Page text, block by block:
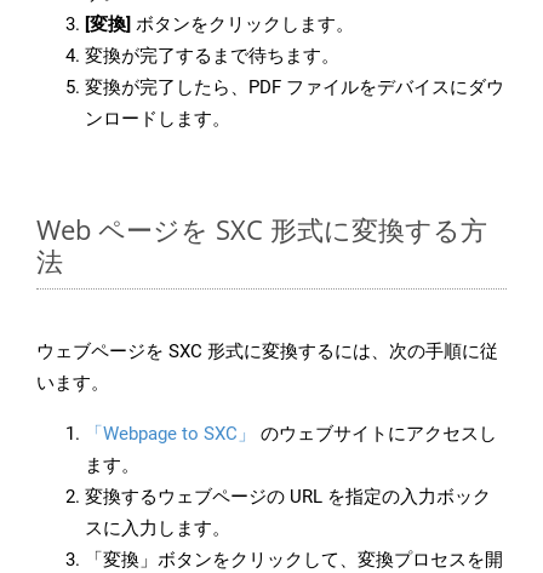
[変換] ボタンをクリックします。
変換が完了するまで待ちます。
変換が完了したら、PDF ファイルをデバイスにダウ
ンロードします。
Web ページを SXC 形式に変換する方
法
ウェブページを SXC 形式に変換するには、次の手順に従
います。
「Webpage to SXC」
のウェブサイトにアクセスし
ます。
変換するウェブページの URL を指定の入力ボック
スに入力します。
「変換」ボタンをクリックして、変換プロセスを開